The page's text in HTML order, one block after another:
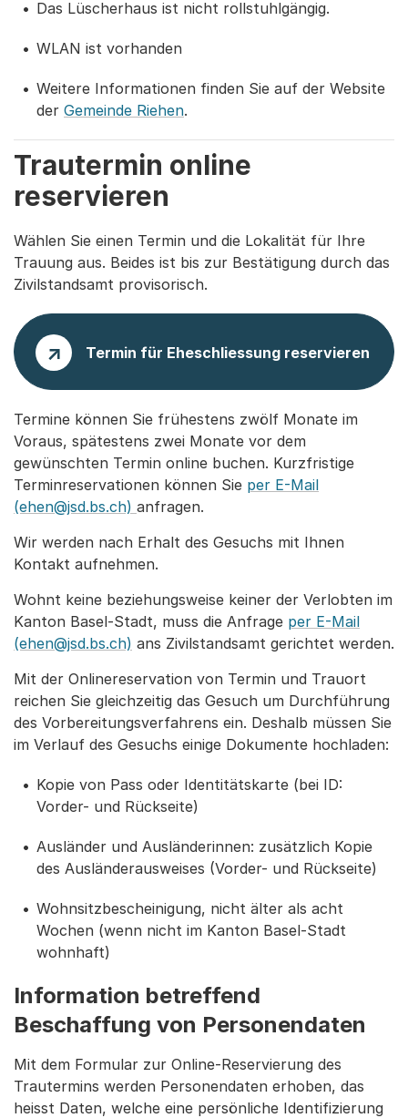
Das Lüscherhaus ist nicht rollstuhlgängig.
WLAN ist vorhanden
Weitere Informationen finden Sie auf der Website
der Gemeinde Riehen.
Trautermin online
reservieren
Wählen Sie einen Termin und die Lokalität für Ihre
Trauung aus. Beides ist bis zur Bestätigung durch das
Zivilstandsamt provisorisch.
Termin für Eheschliessung reservieren
Termine können Sie frühestens zwölf Monate im
Voraus, spätestens zwei Monate vor dem
gewünschten Termin online buchen. Kurzfristige
Terminreservationen können Sie per E-Mail
(ehen@jsd.bs.ch) anfragen.
Wir werden nach Erhalt des Gesuchs mit Ihnen
Kontakt aufnehmen.
Wohnt keine beziehungsweise keiner der Verlobten im
Kanton Basel-Stadt, muss die Anfrage per E-Mail
(ehen@jsd.bs.ch) ans Zivilstandsamt gerichtet werden.
Mit der Onlinereservation von Termin und Trauort
reichen Sie gleichzeitig das Gesuch um Durchführung
des Vorbereitungsverfahrens ein. Deshalb müssen Sie
im Verlauf des Gesuchs einige Dokumente hochladen:
Kopie von Pass oder Identitätskarte (bei ID:
Vorder- und Rückseite)
Ausländer und Ausländerinnen: zusätzlich Kopie
des Ausländerausweises (Vorder- und Rückseite)
Wohnsitzbescheinigung, nicht älter als acht
Wochen (wenn nicht im Kanton Basel-Stadt
wohnhaft)
Information betreffend
Beschaffung von Personendaten
Mit dem Formular zur Online-Reservierung des
Trautermins werden Personendaten erhoben, das
heisst Daten, welche eine persönliche Identifizierung